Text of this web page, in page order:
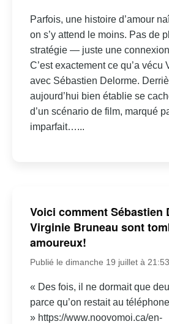
Parfois, une histoire d’amour
on s’y attend le moins. Pas de
stratégie — juste une connexion
C’est exactement ce qu’a vécu
avec Sébastien Delorme.
aujourd’hui bien établie se
d’un scénario de film, marqué
imparfait…...
Voici comment Sébastien
Virginie Bruneau sont
amoureux!
Publié le dimanche 19 juillet à 21:53
« Des fois, il ne dormait que
parce qu’on restait au
» https://www.noovomoi.ca/en-